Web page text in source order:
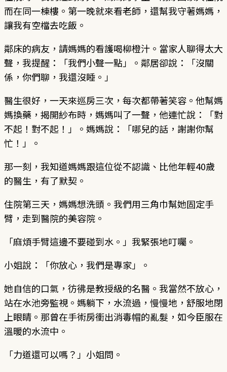
而在同一棟樓。第一晚就來看老師，還幫我守著媽媽，
讓我有空檔去吃飯。
鄰床的病友，請媽媽的看護喝柳橙汁。當家人聊得太大
聲，我提醒：「我們小聲一點」。鄰居卻說：「沒關
係，你們聊，我還沒睡。」
醫生很好，一天來巡房三次，每次都帶著笑容。他幫媽
媽換藥，揭開紗布時，媽媽叫了一聲，他連忙說：「對
不起！對不起！」。媽媽說：「哪兒的話，謝謝你幫
忙！」。
那一刻，我知道媽媽跟這位從不認識、比他年輕40歲
的醫生，有了默契。
住院第三天，媽媽想洗頭。我們用三角巾幫她固定手
臂，走到醫院的美容院。
「麻煩手臂這邊不要碰到水。」我緊張地叮囑。
小姐說：「你放心，我們是專家」。
她自信的口氣，彷彿是教授級的名醫。我當然不放心，
站在水池旁監視。媽躺下，水流過，慢慢地，舒服地閉
上眼睛。那曾在手術房衝出消毒帽的亂髮，如今臣服在
溫暖的水流中。
「力道還可以嗎？」小姐問。